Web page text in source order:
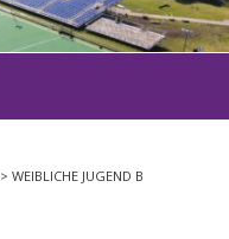
> WEIBLICHE JUGEND B